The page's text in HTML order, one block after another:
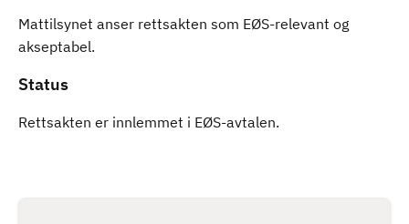
Mattilsynet anser rettsakten som EØS-relevant og
akseptabel.
Status
Rettsakten er innlemmet i EØS-avtalen.